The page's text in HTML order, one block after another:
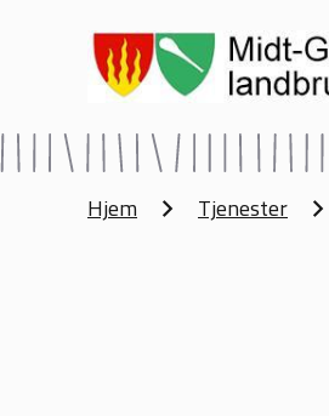
Du er her:
Hjem Tjenester